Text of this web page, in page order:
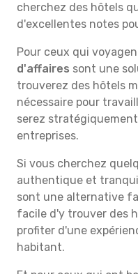
cherchez des hôtels
d'excellentes notes
Pour ceux qui
d'affaires sont une
trouverez des hôtels
nécessaire pour
serez
entreprises.
Si vous cherchez
authentique et
sont une alternative
facile d'y trouver des
profiter d'une
habitant.